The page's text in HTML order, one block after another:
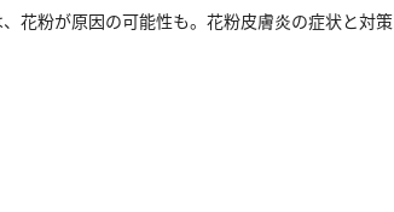
花粉が原因の可能性も。花粉皮膚炎の症状と対策